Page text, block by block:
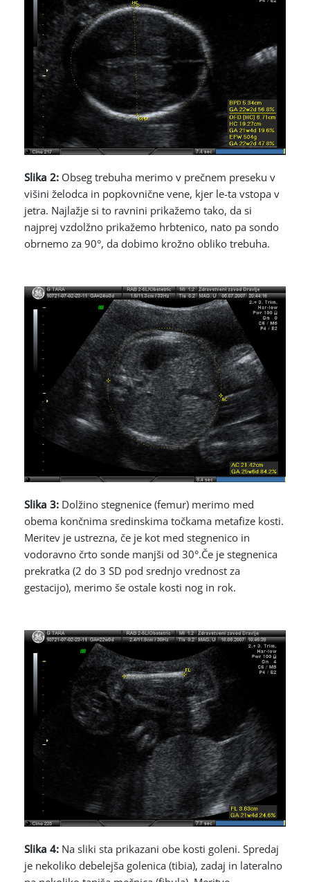
Slika 2: Obseg trebuha merimo v prečnem preseku v
višini želodca in popkovnične vene, kjer le-ta vstopa v
jetra. Najlažje si to ravnini prikažemo tako, da si
najprej vzdolžno prikažemo hrbtenico, nato pa sondo
obrnemo za 90°, da dobimo krožno obliko trebuha.
Slika 3: Dolžino stegnenice (femur) merimo med
obema končnima sredinskima točkama metafize kosti.
Meritev je ustrezna, če je kot med stegnenico in
vodoravno črto sonde manjši od 30°.Če je stegnenica
prekratka (2 do 3 SD pod srednjo vrednost za
gestacijo), merimo še ostale kosti nog in rok.
Slika 4: Na sliki sta prikazani obe kosti goleni. Spredaj
je nekoliko debelejša golenica (tibia), zadaj in lateralno